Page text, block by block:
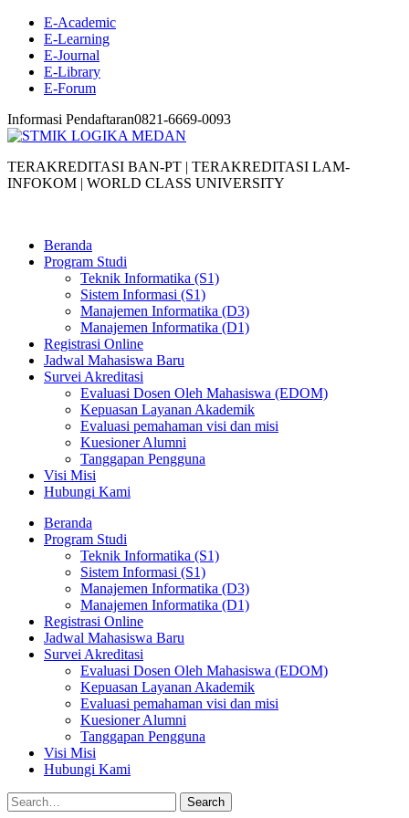
E-Academic
E-Learning
E-Journal
E-Library
E-Forum
Informasi Pendaftaran0821-6669-0093
TERAKREDITASI BAN-PT | TERAKREDITASI LAM-
INFOKOM | WORLD CLASS UNIVERSITY
Beranda
Program Studi
Teknik Informatika (S1)
Sistem Informasi (S1)
Manajemen Informatika (D3)
Manajemen Informatika (D1)
Registrasi Online
Jadwal Mahasiswa Baru
Survei Akreditasi
Evaluasi Dosen Oleh Mahasiswa (EDOM)
Kepuasan Layanan Akademik
Evaluasi pemahaman visi dan misi
Kuesioner Alumni
Tanggapan Pengguna
Visi Misi
Hubungi Kami
Beranda
Program Studi
Teknik Informatika (S1)
Sistem Informasi (S1)
Manajemen Informatika (D3)
Manajemen Informatika (D1)
Registrasi Online
Jadwal Mahasiswa Baru
Survei Akreditasi
Evaluasi Dosen Oleh Mahasiswa (EDOM)
Kepuasan Layanan Akademik
Evaluasi pemahaman visi dan misi
Kuesioner Alumni
Tanggapan Pengguna
Visi Misi
Hubungi Kami